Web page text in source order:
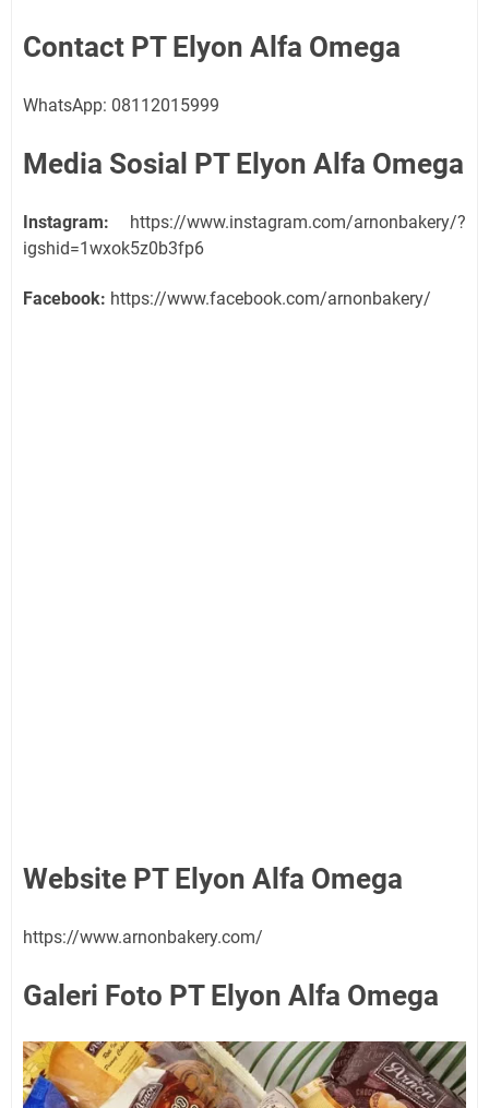
Contact PT Elyon Alfa Omega
WhatsApp: 08112015999
Media Sosial PT Elyon Alfa Omega
Instagram: https://www.instagram.com/arnonbakery/?
igshid=1wxok5z0b3fp6
Facebook: https://www.facebook.com/arnonbakery/
Website PT Elyon Alfa Omega
https://www.arnonbakery.com/
Galeri Foto PT Elyon Alfa Omega